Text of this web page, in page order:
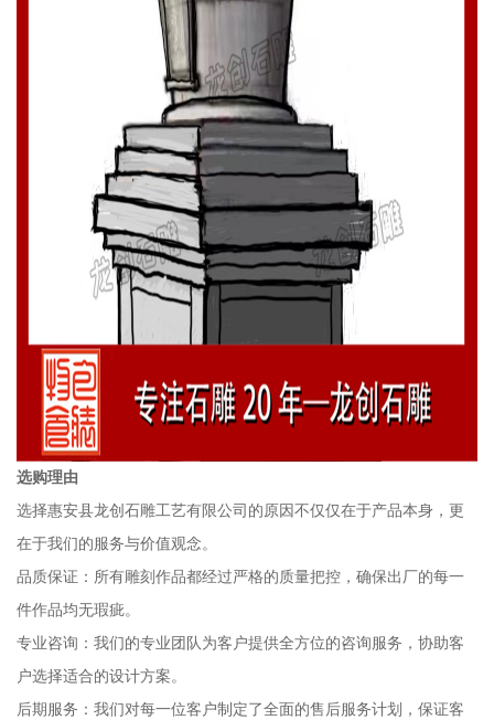
选购理由
选择惠安县龙创石雕工艺有限公司的原因不仅仅在于产品本身，更
在于我们的服务与价值观念。
品质保证：所有雕刻作品都经过严格的质量把控，确保出厂的每一
件作品均无瑕疵。
专业咨询：我们的专业团队为客户提供全方位的咨询服务，协助客
户选择适合的设计方案。
后期服务：我们对每一位客户制定了全面的售后服务计划，保证客